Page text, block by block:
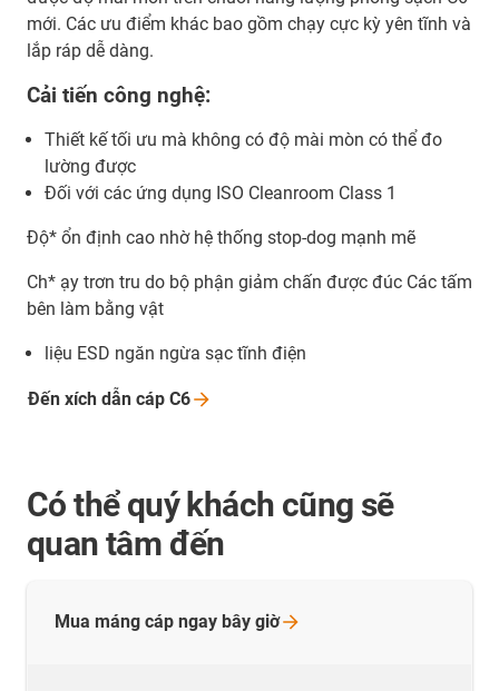
mới. Các ưu điểm khác bao gồm chạy cực kỳ yên tĩnh và
lắp ráp dễ dàng.
Cải tiến công nghệ:
Thiết kế tối ưu mà không có độ mài mòn có thể đo
lường được
Đối với các ứng dụng ISO Cleanroom Class 1
Độ* ổn định cao nhờ hệ thống stop-dog mạnh mẽ
Ch* ạy trơn tru do bộ phận giảm chấn được đúc Các tấm
bên làm bằng vật
liệu ESD ngăn ngừa sạc tĩnh điện
Đến xích dẫn cáp C6
Có thể quý khách cũng sẽ
quan tâm đến
Mua máng cáp ngay bây giờ